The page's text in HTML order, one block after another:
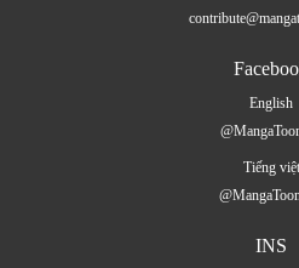
English
Tiếng việt
INS